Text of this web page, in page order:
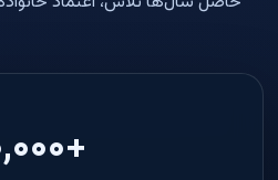
+۱۰,۰۰۰